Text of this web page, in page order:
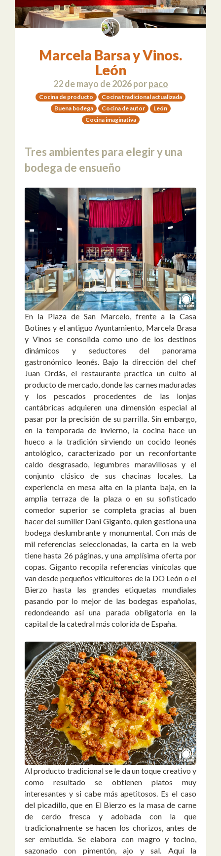
Marcela Barsa y Vinos.
León
22 de mayo de 2026porpaco
Cocina de producto
Cocina tradicional actualizada
Buena bodega
Cocina de autor
León
Cocina imaginativa
Tres ambientes para elegir y una
bodega de ensueño
En la Plaza de San Marcelo, frente a la Casa
Botines y el antiguo Ayuntamiento, Marcela Brasa
y Vinos se consolida como uno de los destinos
dinámicos y seductores del panorama
gastronómico leonés. Bajo la dirección del chef
Juan Ordás, el restaurante practica un culto al
producto de mercado, donde las carnes maduradas
y los pescados procedentes de las lonjas
cantábricas adquieren una dimensión especial al
pasar por la precisión de su parrilla. Sin embargo,
en la temporada de invierno, la cocina hace un
hueco a la tradición sirviendo un cocido leonés
antológico, caracterizado por un reconfortante
caldo desgrasado, legumbres maravillosas y el
conjunto clásico de sus chacinas locales. La
experiencia en mesa alta en la planta baja, en la
amplia terraza de la plaza o en su sofisticado
comedor superior se completa gracias al buen
hacer del sumiller Dani Giganto, quien gestiona una
bodega deslumbrante y monumental. Con más de
mil referencias seleccionadas, la carta en la web
tiene hasta 26 páginas, y una amplísima oferta por
copas. Giganto recopila referencias vinícolas que
van desde pequeños viticultores de la DO León o el
Bierzo hasta las grandes etiquetas mundiales
pasando por lo mejor de las bodegas españolas,
redondeando así una parada obligatoria en la
capital de la catedral más colorida de España.
Al producto tradicional se le da un toque creativo y
como resultado se obtienen platos muy
interesantes y si cabe más apetitosos. Es el caso
del picadillo, que en El Bierzo es la masa de carne
de cerdo fresca y adobada con la que
tradicionalmente se hacen los chorizos, antes de
ser embutida. Se elabora con magro y tocino,
sazonado con pimentón, ajo y sal. Aquí la